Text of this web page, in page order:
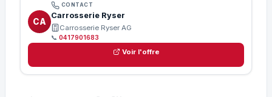
CA
CONTACT
Carrosserie Ryser
Carrosserie Ryser AG
📞 0417901683
Voir l'offre